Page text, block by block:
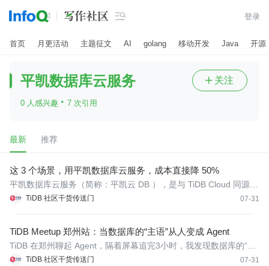
 登录
首页 月更活动 主题征文 AI golang 移动开发 Java 开源
平凯数据库云服务
0 人感兴趣 · 7 次引用
 关注
最新 推荐
这 3 个场景，用平凯数据库云服务，成本直接降 50%
TiDB 社区干货传送门 07-31
平凯数据库云服务（简称：平凯云 DB ），是与 TiDB Cloud 同源演
进的新一代分布式云数据库，继承了 TiDB Cloud 在全球市场验证的
TiDB Meetup 郑州站：当数据库的“主语”从人变成 Agent
TiDB 社区干货传送门 07-31
TiDB 在郑州聊起 Agent，隔着屏幕追完3小时，我发现数据库的“主
语”变了作者： ShunWah公众号： "shunwah星辰数智社"主理人。